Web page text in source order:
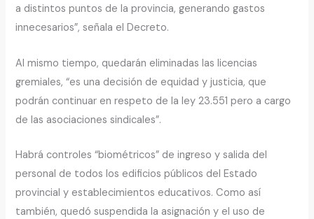
a distintos puntos de la provincia, generando gastos
innecesarios”, señala el Decreto.
Al mismo tiempo, quedarán eliminadas las licencias
gremiales, “es una decisión de equidad y justicia, que
podrán continuar en respeto de la ley 23.551 pero a cargo
de las asociaciones sindicales”.
Habrá controles “biométricos” de ingreso y salida del
personal de todos los edificios públicos del Estado
provincial y establecimientos educativos. Como así
también, quedó suspendida la asignación y el uso de